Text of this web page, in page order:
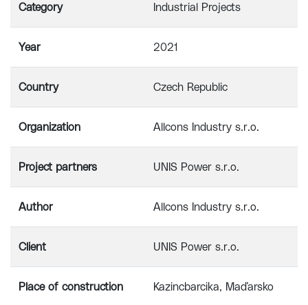
Category Industrial Projects
Year 2021
Country Czech Republic
Organization Allcons Industry s.r.o.
Project partners UNIS Power s.r.o.
Author Allcons Industry s.r.o.
Client UNIS Power s.r.o.
Place of construction Kazincbarcika, Maďarsko